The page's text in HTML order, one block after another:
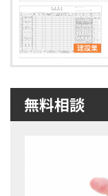
建設業
無料相談